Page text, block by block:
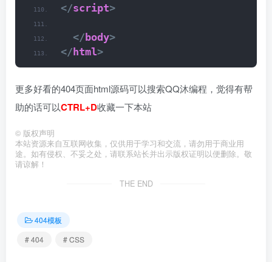
</script>
</body>
</html>
更多好看的404页面html源码可以搜索QQ沐编程，觉得有帮
助的话可以CTRL+D收藏一下本站
© 版权声明
本站资源来自互联网收集，仅供用于学习和交流，请勿用于商业用
途。如有侵权、不妥之处，请联系站长并出示版权证明以便删除。敬
请谅解！
THE END
404模板
# 404
# CSS